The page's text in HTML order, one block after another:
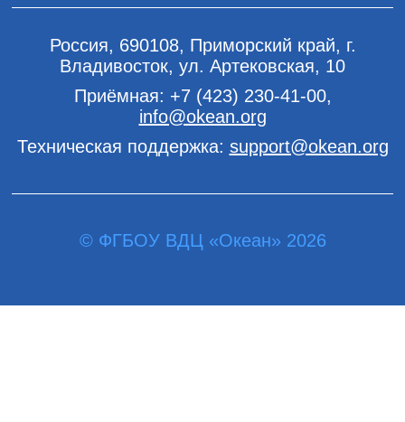
Россия, 690108, Приморский край, г.
Владивосток, ул. Артековская, 10
Приёмная: +7 (423) 230-41-00,
info@okean.org
Техническая поддержка: support@okean.org
© ФГБОУ ВДЦ «Океан» 2026